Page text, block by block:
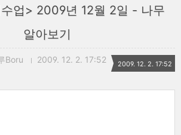
업> 2009년 12월 2일 - 나무
알아보기
Boru 2009. 12. 2. 17:52 2009. 12. 2. 17:52